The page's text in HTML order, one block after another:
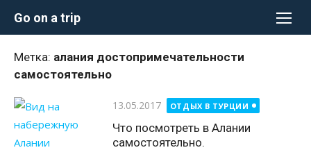
Go on a trip
Метка: алания достопримечательности
самостоятельно
Опубликовано
13.05.2017 ОТДЫХ В ТУРЦИИ
Что посмотреть в Алании
самостоятельно.